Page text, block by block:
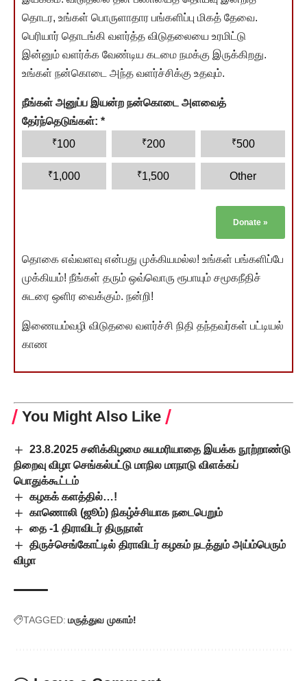
தொடர, உங்கள் பொருளாதார பங்களிப்பு மிகத் தேவை.
பெரியார் தொடங்கி வளர்த்த விடுதலையை உரமிட்டு
இன்னும் வளர்க்க வேண்டிய கடமை நமக்கு இருக்கிறது.
உங்கள் நன்கொடை அந்த வளர்ச்சிக்கு உதவும்.
நீங்கள் அனுப்ப இயன்ற நன்கொடை அளவைத்
தேர்ந்தெடுங்கள்: *
₹100 ₹200 ₹500
₹1,000 ₹1,500 Other
Donate »
தொகை எவ்வளவு என்பது முக்கியமல்ல! உங்கள் பங்களிப்பே
முக்கியம்! நீங்கள் தரும் ஒவ்வொரு ரூபாயும் சமூகநீதிச்
சுடரை ஒளிர வைக்கும். நன்றி!
இணையம்வழி விடுதலை வளர்ச்சி நிதி தந்தவர்கள் பட்டியல்
காண
You Might Also Like
23.8.2025 சனிக்கிழமை சுயமரியாதை இயக்க நூற்றாண்டு
நிறைவு விழா செங்கல்பட்டு மாநில மாநாடு விளக்கப்
பொதுக்கூட்டம்
கழகக் களத்தில்…!
காணொலி (ஜூம்) நிகழ்ச்சியாக நடைபெறும்
தை -1 திராவிடர் திருநாள்
திருச்செங்கோட்டில் திராவிடர் கழகம் நடத்தும் அய்ம்பெரும்
விழா
TAGGED: மருத்துவ முகாம்!